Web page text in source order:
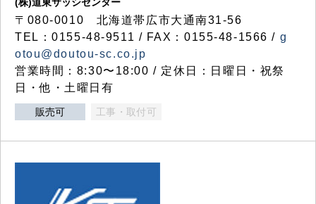
〒080-0010 北海道帯広市大通南31-56
TEL：0155-48-9511 / FAX：0155-48-1566 / g
otou@doutou-sc.co.jp
営業時間：8:30〜18:00 / 定休日：日曜日・祝祭
日・他・土曜日有
販売可 工事・取付可